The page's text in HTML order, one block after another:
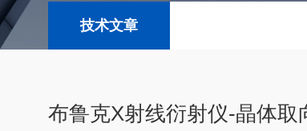
技术文章
布鲁克X射线衍射仪-晶体取